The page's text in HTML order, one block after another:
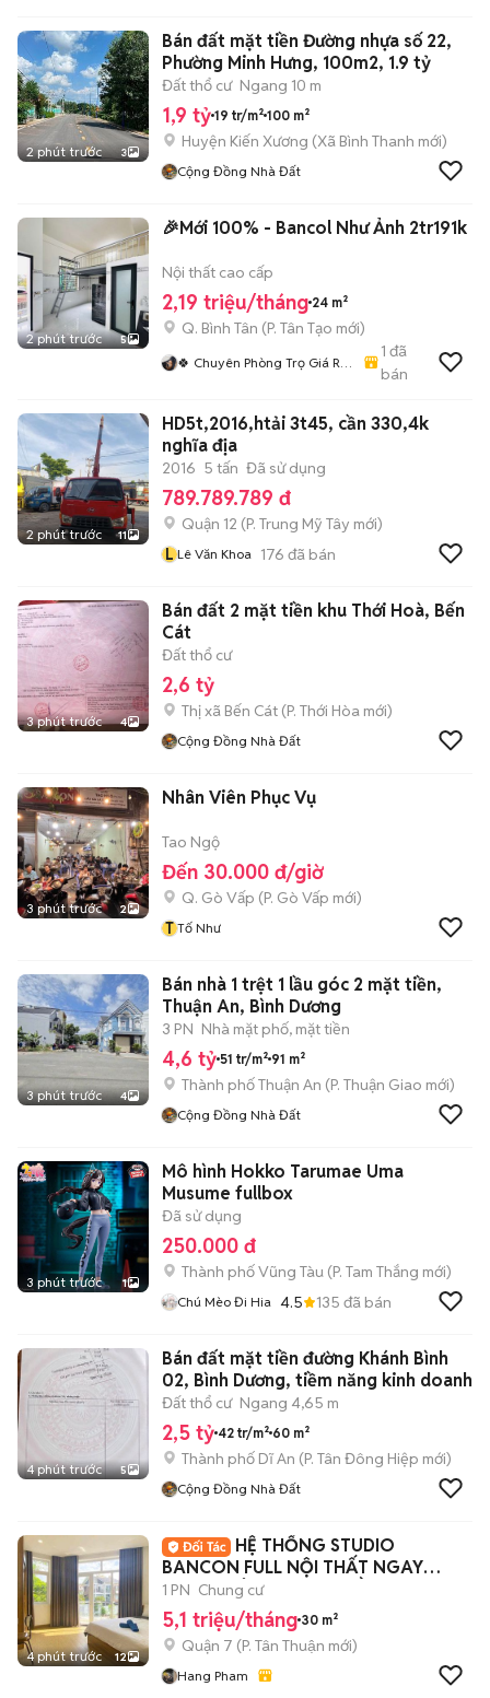
2 phút trước 3
Bán đất mặt tiền Đường nhựa số 22,
Phường Minh Hưng, 100m2, 1.9 tỷ
Đất thổ cư Ngang 10 m
1,9 tỷ 19 tr/m² 100 m²
Huyện Kiến Xương (Xã Bình Thanh mới)
Cộng Đồng Nhà Đất
2 phút trước 5
🎉Mới 100% - Bancol Như Ảnh 2tr191k
Nội thất cao cấp
2,19 triệu/tháng 24 m²
Q. Bình Tân (P. Tân Tạo mới)
🍀 Chuyên Phòng Trọ Giá Rẻ
1 đã
bán
2 phút trước 11
HD5t,2016,htải 3t45, cần 330,4k
nghĩa địa
2016 5 tấn Đã sử dụng
789.789.789 đ
Quận 12 (P. Trung Mỹ Tây mới)
L Lê Văn Khoa 176 đã bán
3 phút trước 4
Bán đất 2 mặt tiền khu Thới Hoà, Bến
Cát
Đất thổ cư
2,6 tỷ
Thị xã Bến Cát (P. Thới Hòa mới)
Cộng Đồng Nhà Đất
3 phút trước 2
Nhân Viên Phục Vụ
Tao Ngộ
Đến 30.000 đ/giờ
Q. Gò Vấp (P. Gò Vấp mới)
T Tố Như
3 phút trước 4
Bán nhà 1 trệt 1 lầu góc 2 mặt tiền,
Thuận An, Bình Dương
3 PN Nhà mặt phố, mặt tiền
4,6 tỷ 51 tr/m² 91 m²
Thành phố Thuận An (P. Thuận Giao mới)
Cộng Đồng Nhà Đất
3 phút trước 1
Mô hình Hokko Tarumae Uma
Musume fullbox
Đã sử dụng
250.000 đ
Thành phố Vũng Tàu (P. Tam Thắng mới)
Chú Mèo Đi Hia 4.5 135 đã bán
4 phút trước 5
Bán đất mặt tiền đường Khánh Bình
02, Bình Dương, tiềm năng kinh doanh
Đất thổ cư Ngang 4,65 m
2,5 tỷ 42 tr/m² 60 m²
Thành phố Dĩ An (P. Tân Đông Hiệp mới)
Cộng Đồng Nhà Đất
4 phút trước 12
HỆ THỐNG STUDIO
BANCON FULL NỘI THẤT NGAY
TRUNG TÂM QUẬN 7, GẦN LOTTE
1 PN Chung cư
5,1 triệu/tháng 30 m²
Quận 7 (P. Tân Thuận mới)
Hang Pham